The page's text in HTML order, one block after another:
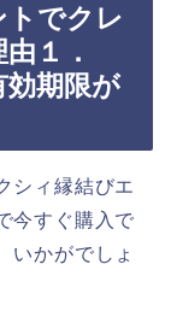
でクレ
１．
効期限が
シィ縁結びエ
今すぐ購入で
いかがでしょ